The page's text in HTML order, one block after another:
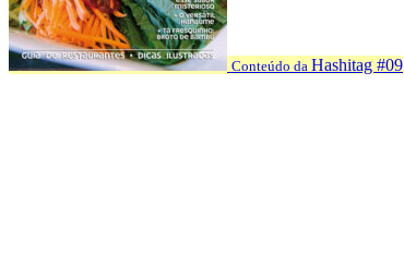
Conteúdo da Hashitag #09